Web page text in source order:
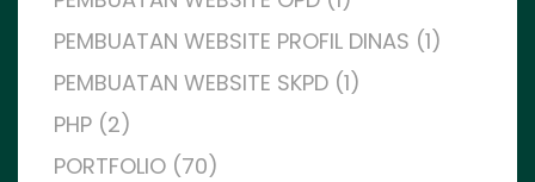
PEMBUATAN WEBSITE PROFIL DINAS (1)
PEMBUATAN WEBSITE SKPD (1)
PHP (2)
PORTFOLIO (70)